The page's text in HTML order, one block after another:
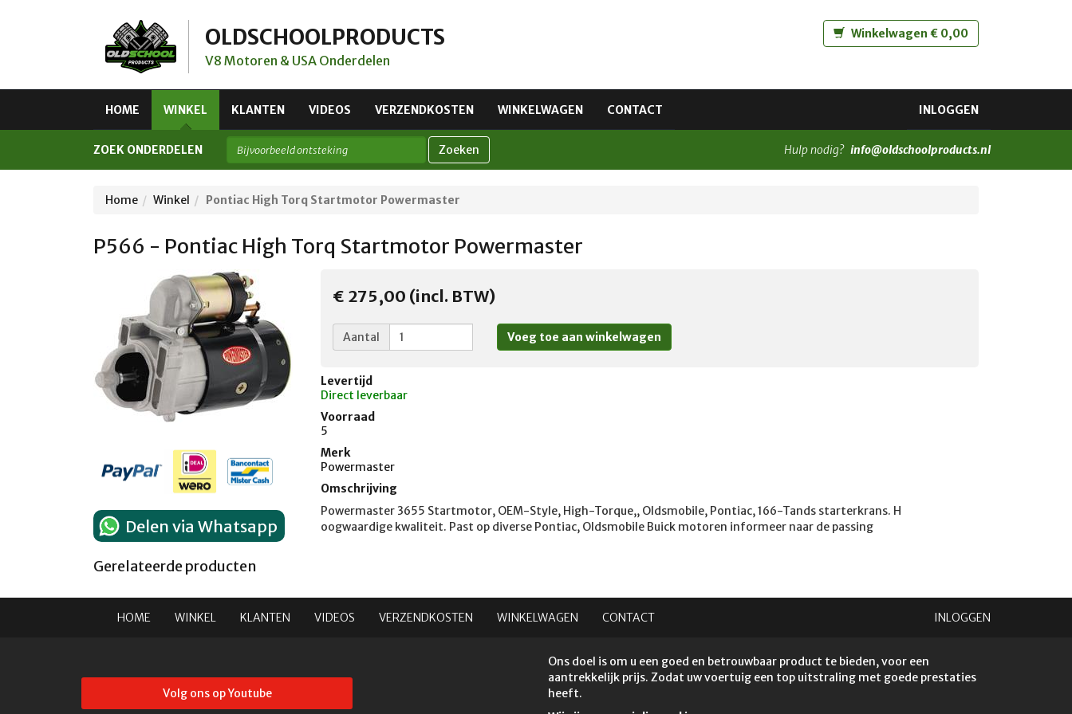
OLDSCHOOLPRODUCTS
V8 Motoren & USA Onderdelen
Winkelwagen € 0,00
HOME WINKEL KLANTEN VIDEOS VERZENDKOSTEN WINKELWAGEN CONTACT INLOGGEN
ZOEK ONDERDELEN Zoeken Hulp nodig? info@oldschoolproducts.nl
Home Winkel Pontiac High Torq Startmotor Powermaster
P566 - Pontiac High Torq Startmotor Powermaster
Delen via Whatsapp
€ 275,00 (incl. BTW)
Aantal
Levertijd
Direct leverbaar
Voorraad
5
Merk
Powermaster
Omschrijving
Powermaster 3655 Startmotor, OEM-Style, High-Torque,, Oldsmobile, Pontiac, 166-Tands starterkrans. H
oogwaardige kwaliteit. Past op diverse Pontiac, Oldsmobile Buick motoren informeer naar de passing
Gerelateerde producten
HOME WINKEL KLANTEN VIDEOS VERZENDKOSTEN WINKELWAGEN CONTACT INLOGGEN
Volg ons op Youtube
Ons doel is om u een goed en betrouwbaar product te bieden, voor een
aantrekkelijk prijs. Zodat uw voertuig een top uitstraling met goede prestaties
heeft.